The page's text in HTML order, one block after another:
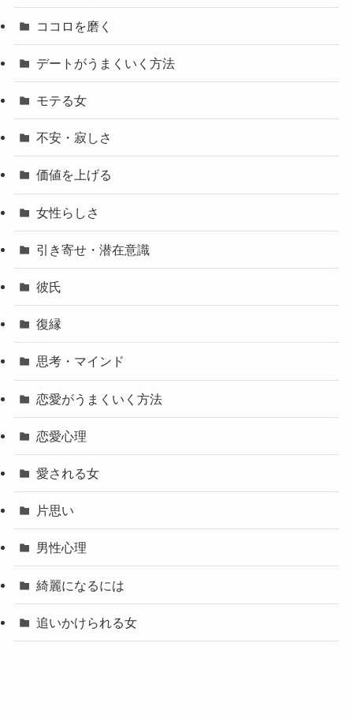
ココロを磨く
デートがうまくいく方法
モテる女
不安・寂しさ
価値を上げる
女性らしさ
引き寄せ・潜在意識
彼氏
復縁
思考・マインド
恋愛がうまくいく方法
恋愛心理
愛される女
片思い
男性心理
綺麗になるには
追いかけられる女